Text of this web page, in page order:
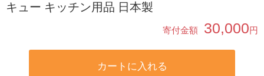
キュー キッチン用品 日本製
寄付金額 30,000円
カートに入れる